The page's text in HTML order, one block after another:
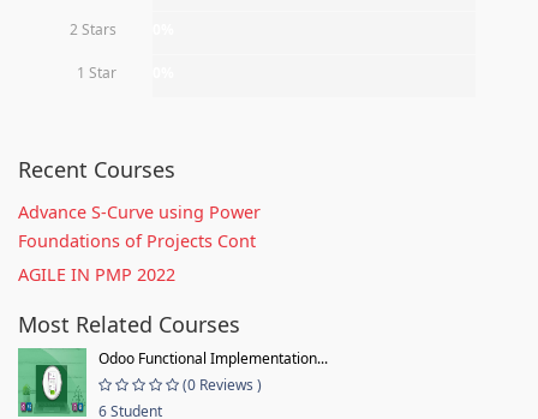
2 Stars
1 Star
Recent Courses
Advance S-Curve using Power
Foundations of Projects Cont
AGILE IN PMP 2022
Most Related Courses
Odoo Functional Implementation...
(0 Reviews )
6 Student